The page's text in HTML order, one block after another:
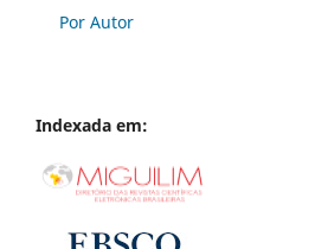
Por Autor
Indexada em: